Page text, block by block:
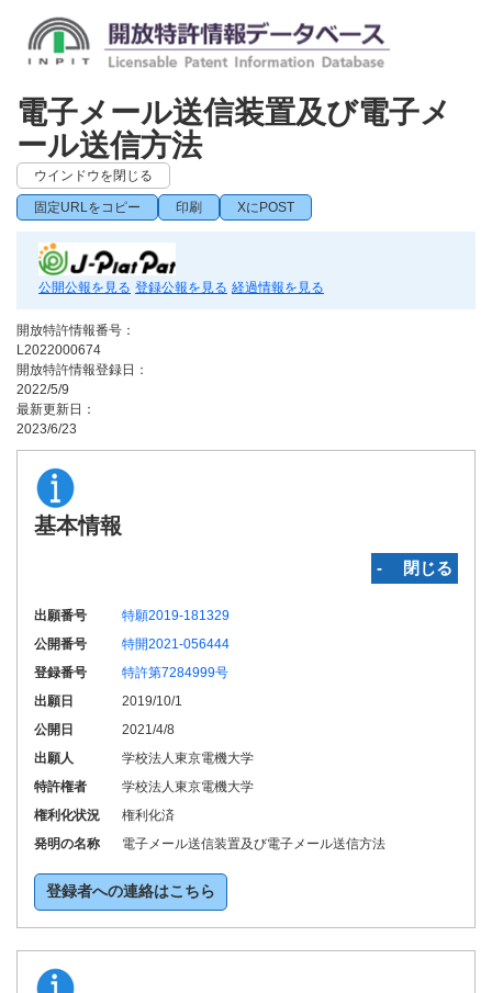
電子メール送信装置及び電子メ
ール送信方法
ウインドウを閉じる
固定URLをコピー 印刷 XにPOST
公開公報を見る 登録公報を見る 経過情報を見る
開放特許情報番号：
L2022000674
開放特許情報登録日：
2022/5/9
最新更新日：
2023/6/23
基本情報
‐ 閉じる
出願番号
特願2019-181329
公開番号
特開2021-056444
登録番号
特許第7284999号
出願日
2019/10/1
公開日
2021/4/8
出願人
学校法人東京電機大学
特許権者
学校法人東京電機大学
権利化状況
権利化済
発明の名称
電子メール送信装置及び電子メール送信方法
登録者への連絡はこちら